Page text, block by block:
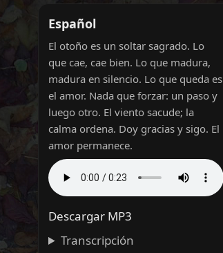
Español
El otoño es un soltar sagrado. Lo
que cae, cae bien. Lo que madura,
madura en silencio. Lo que queda es
el amor. Nada que forzar: un paso y
luego otro. El viento sacude; la
calma ordena. Doy gracias y sigo. El
amor permanece.
Descargar MP3
Transcripción